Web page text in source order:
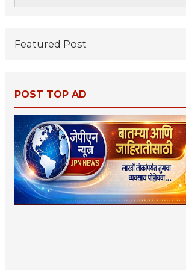
Featured Post
POST TOP AD